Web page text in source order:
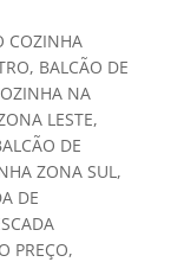
COZINHA
, BALCÃO DE
NA
LESTE,
DE
ZONA SUL,
DE
PREÇO,